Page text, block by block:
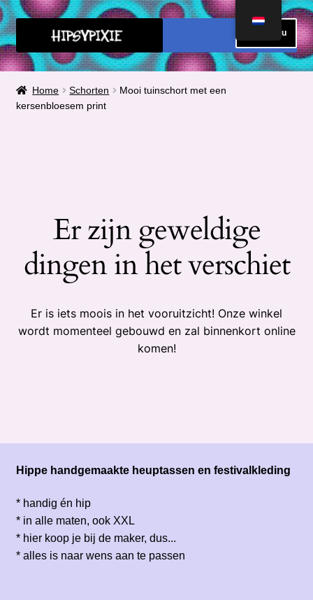
Ga
door
naar
Ga
direct
naar
inhoud
Menu
HOME
FAQ
CONTACT
SHOP
Home Schorten
Mooi tuinschort met een
kersenbloesem print
Er zijn geweldige
dingen in het verschiet
Er is iets moois in het vooruitzicht! Onze winkel
wordt momenteel gebouwd en zal binnenkort online
komen!
Hippe handgemaakte heuptassen en festivalkleding
* handig én hip
* in alle maten, ook XXL
* hier koop je bij de maker, dus...
* alles is naar wens aan te passen